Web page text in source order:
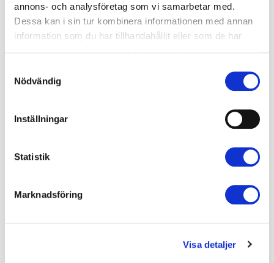
annons- och analysföretag som vi samarbetar med.
Dessa kan i sin tur kombinera informationen med annan
information som du har tillhandahållit eller som de har
Nödvändig
Inställningar
Statistik
Marknadsföring
Visa detaljer
Sagostund på Arlövs bibliotek
Vi vill även tipsa om evenemanget Sagostund med en polis
Vi ser fram mot att ses. Varmt välkommen!
Tid och plats för våra öppet hus under sportlovet
Station Eslöv
kl. 10-12